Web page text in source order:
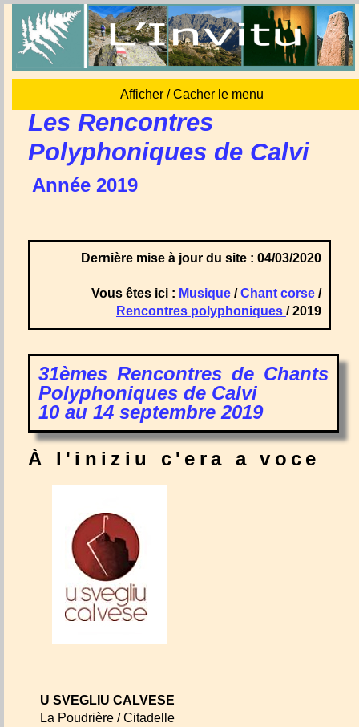
Afficher / Cacher le menu
Les Rencontres
Polyphoniques de Calvi
Année 2019
Dernière mise à jour du site : 04/03/2020
Vous êtes ici : Musique /Chant corse /
Rencontres polyphoniques / 2019
31èmes Rencontres de Chants
Polyphoniques de Calvi
10 au 14 septembre 2019
À l'iniziu c'era a voce
U SVEGLIU CALVESE
La Poudrière / Citadelle